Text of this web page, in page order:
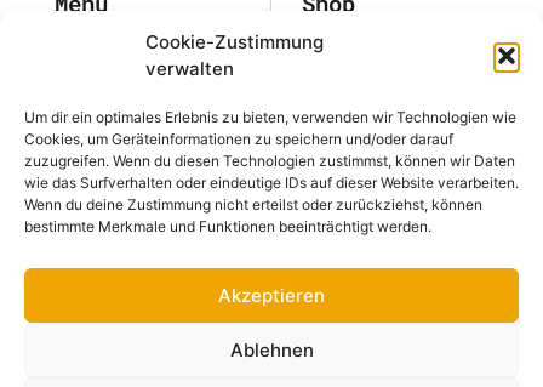
Cookie-Zustimmung
verwalten
Um dir ein optimales Erlebnis zu bieten, verwenden wir Technologien wie
Cookies, um Geräteinformationen zu speichern und/oder darauf
zuzugreifen. Wenn du diesen Technologien zustimmst, können wir Daten
wie das Surfverhalten oder eindeutige IDs auf dieser Website verarbeiten.
Wenn du deine Zustimmung nicht erteilst oder zurückziehst, können
bestimmte Merkmale und Funktionen beeinträchtigt werden.
Akzeptieren
Ablehnen
Referenzen
Schindelkatalog
Über uns
Aktionen
Katalog
Soul-of-Wood
Blog